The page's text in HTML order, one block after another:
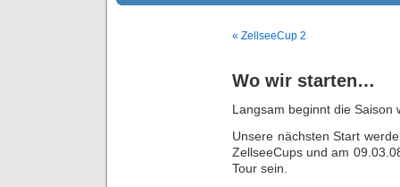
« ZellseeCup 2
Wo wir starten…
Langsam beginnt die
Unsere nächsten Start
ZellseeCups und am
Tour sein.